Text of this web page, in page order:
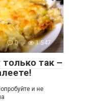
0 1 547
так –
и не